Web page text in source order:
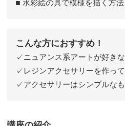
こんな方におすすめ！
✓ニュアンス系アートが好き
✓レジンアクセサリーを作っ
✓アクセサリーはシンプルな